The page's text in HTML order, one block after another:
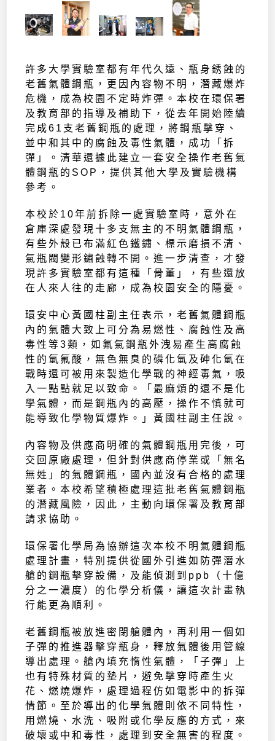
許多大學實驗室都有年代久遠、瓶身銹蝕的
老舊氣體鋼瓶，更因內容物不明，潛藏爆炸
危機，成為校園不定時炸彈。本校在環保署
及教育部的指導及補助下，從去年開始陸續
完成61支老舊鋼瓶的處理，將鋼瓶擊穿、
並中和其中的腐蝕及毒性氣體，成功「拆
彈」。清華還據此建立一套安全操作老舊氣
體鋼瓶的SOP，提供其他大學及實驗機構
參考。
本校於10年前拆除一處實驗室時，意外在
倉庫深處發現十多支無主的不明氣體鋼瓶，
有些外殼已布滿紅色鐵鏽、標示磨損不清、
氣瓶閥變形鏽蝕轉不開。進一步清查，才發
現許多實驗室都有這種「骨董」，有些還放
在人來人往的走廊，成為校園安全的隱憂。
環安中心黃國柱副主任表示，老舊氣體鋼瓶
內的氣體大致上可分為易燃性、腐蝕性及高
毒性等3類，如氟氣鋼瓶外洩易產生高腐蝕
性的氫氟酸，無色無臭的磷化氫及砷化氫在
戰時還可被用來製造化學戰的神經毒氣，吸
入一點點就足以致命。「最麻煩的還不是化
學氣體，而是鋼瓶內的高壓，操作不慎就可
能導致化學物質爆炸。」黃國柱副主任說。
內容物及供應商明確的氣體鋼瓶用完後，可
交回原廠處理，但針對供應商停業或「無名
無姓」的氣體鋼瓶，國內並沒有合格的處理
業者。本校希望積極處理這批老舊氣體鋼瓶
的潛藏風險，因此，主動向環保署及教育部
請求協助。
環保署化學局為協辦這次本校不明氣體鋼瓶
處理計畫，特別提供從國外引進如防彈潛水
艙的鋼瓶擊穿設備，及能偵測到ppb（十億
分之一濃度）的化學分析儀，讓這次計畫執
行能更為順利。
老舊鋼瓶被放進密閉艙體內，再利用一個如
子彈的推進器擊穿瓶身，釋放氣體後用管線
導出處理。艙內填充惰性氣體，「子彈」上
也有特殊材質的墊片，避免擊穿時產生火
花、燃燒爆炸，處理過程仿如電影中的拆彈
情節。至於導出的化學氣體則依不同特性，
用燃燒、水洗、吸附或化學反應的方式，來
破壞或中和毒性，處理到安全無害的程度。